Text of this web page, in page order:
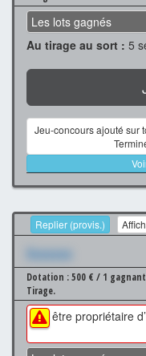
Les lots gagnés
Au tirage au sort : 5
Jeu-concours ajouté sur
Replier (provis.)
Xxxxxxx
Dotation : 500 € / 1
Tirage.
être propriétaire